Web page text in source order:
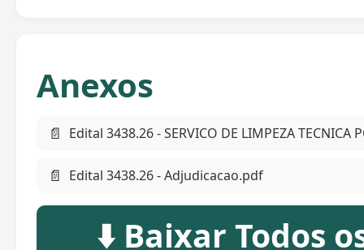
Anexos
📄 Edital 3438.26 - SERVICO DE LIMPEZA TECNICA
📄 Edital 3438.26 - Adjudicacao.pdf
⬇️ Baixar Todos